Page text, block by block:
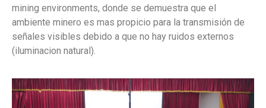
mining environments, donde se demuestra que el
ambiente minero es mas propicio para la transmisión de
señales visibles debido a que no hay ruidos externos
(iluminacion natural).